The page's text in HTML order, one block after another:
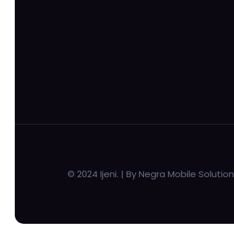
© 2024 Ijeni. | By Negra Mobile Solution